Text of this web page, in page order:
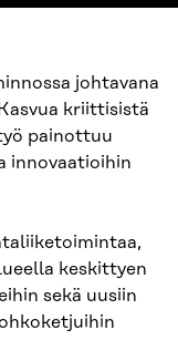
johtavana
kriittisistä
painottuu
innovaatioihin
keskittyen
sekä uusiin